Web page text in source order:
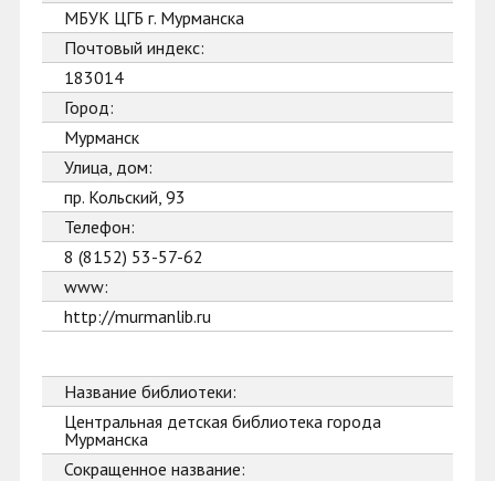
МБУК ЦГБ г. Мурманска
Почтовый индекс:
183014
Город:
Мурманск
Улица, дом:
пр. Кольский, 93
Телефон:
8 (8152) 53-57-62
www:
http://murmanlib.ru
Название библиотеки:
Центральная детская библиотека города
Мурманска
Сокращенное название: